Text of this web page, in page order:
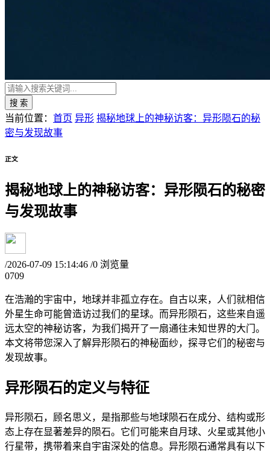
搜 索
当前位置： 首页 异形 揭秘地球上的神秘访客：异形陨石的秘
密与发现故事
正文
揭秘地球上的神秘访客：异形陨石的秘密
与发现故事
/2026-07-09 15:14:46 /0 浏览量
0709
在浩瀚的宇宙中，地球并非孤立存在。自古以来，人们就相信
外星生命可能曾造访过我们的星球。而异形陨石，这些来自遥
远太空的神秘访客，为我们揭开了一扇通往未知世界的大门。
本文将带您深入了解异形陨石的神秘面纱，探寻它们的秘密与
发现故事。
异形陨石的定义与特征
异形陨石，顾名思义，是指那些与地球陨石在成分、结构或形
态上存在显著差异的陨石。它们可能来自月球、火星或其他小
行星带，携带着来自宇宙深处的信息。异形陨石通常具有以下